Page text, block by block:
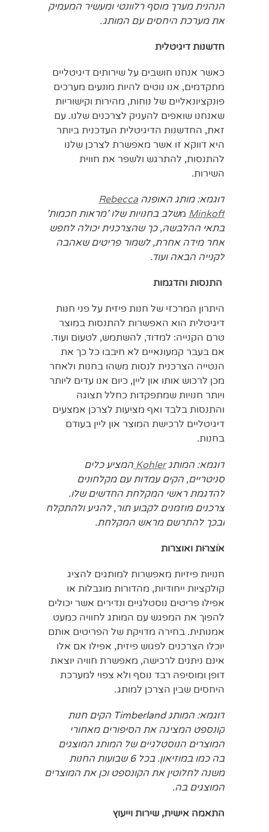
הנהנית מערך מוסף רלוונטי ומעשיר המעמיק
את מערכת היחסים עם המותג.
חדשנות דיגיטלית
כאשר אנחנו חושבים על שירותים דיגיטליים
מתקדמים, אנו נוטים להיות מונעים מערכים
פונקציונאליים של נוחות, מהירות וקישוריות
שאנחנו שואפים להעניק לצרכנים שלנו. עם
זאת, החדשנות הדיגיטלית העדכנית ביותר
היא דווקא זו אשר מאפשרת לצרכן שלנו
להתנסות, להתרגש ולשפר את חווית
השירות.
דוגמא: מותג האופנה Rebecca
Minkoff משלב בחנויות שלו 'מראות חכמות'
בתאי ההלבשה, כך שהצרכנית יכולה לחפש
אחר מידה אחרת, לשמור פריטים שאהבה
לקנייה הבאה ועוד.
התנסות והדגמות
היתרון המרכזי של חנות פיזית על פני חנות
דיגיטלית הוא האפשרות להתנסות במוצר
טרם הקנייה: למדוד, להשתמש, לטעום ועוד.
אם בעבר קמעונאיים לא חיבבו כל כך את
הנטייה הצרכנית לנסות משהו בחנות ולאחר
מכן לרכוש אותו און ליין, כיום אנו עדים ליותר
ויותר חנויות שמתפקדות כחלל תצוגה
והתנסות בלבד ואף מציעות לצרכן אמצעים
דיגיטליים לרכישת המוצר און ליין בעודם
בחנות.
דוגמא: המותגKohler המציע כלים
סניטריים, הקים עמדות עם מקלחונים
להדגמת ראשי המקלחת החדשים שלו.
צרכנים מוזמנים לקבוע תור, להגיע ולהתקלח
ובכך להתרשם מראש המקלחת.
אוֹצרוּת ואוצרות
חנויות פיזיות מאפשרות למותגים להציג
קולקציות ייחודיות, מהדורות מוגבלות או
אפילו פריטים נוסטלגיים ונדירים אשר יכולים
להפוך את המפגש עם המותג לחוויה כמעט
אמנותית. בחירה מדויקת של הפריטים אותם
יוכלו הצרכנים לפגוש פיזית, אפילו אם אלו
אינם ניתנים לרכישה, מאפשרת חוויה יוצאת
דופן ומוסיפה רבד נוסף ולא צפוי למערכת
היחסים שבין הצרכן למותג.
דוגמא: המותגTimberland הקים חנות
קונספט המציגה את הסיפורים מאחורי
המוצרים הנוסטלגיים של המותג המוצגים
בה כמו במוזיאון. בכל 6 שבועות החנות
משנה לחלוטין את הקונספט וכן את המוצרים
המוצגים בה.
התאמה אישית, שירות וייעוץ